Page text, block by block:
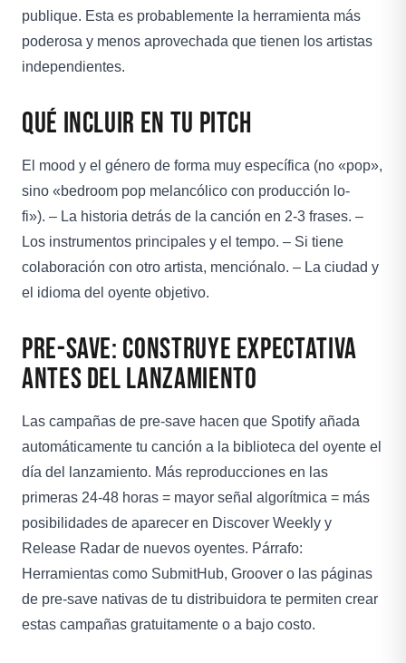
publique. Esta es probablemente la herramienta más
poderosa y menos aprovechada que tienen los artistas
independientes.
Qué incluir en tu pitch
El mood y el género de forma muy específica (no «pop»,
sino «bedroom pop melancólico con producción lo-
fi»). – La historia detrás de la canción en 2-3 frases. –
Los instrumentos principales y el tempo. – Si tiene
colaboración con otro artista, menciónalo. – La ciudad y
el idioma del oyente objetivo.
Pre-Save: Construye Expectativa
Antes del Lanzamiento
Las campañas de pre-save hacen que Spotify añada
automáticamente tu canción a la biblioteca del oyente el
día del lanzamiento. Más reproducciones en las
primeras 24-48 horas = mayor señal algorítmica = más
posibilidades de aparecer en Discover Weekly y
Release Radar de nuevos oyentes. Párrafo:
Herramientas como SubmitHub, Groover o las páginas
de pre-save nativas de tu distribuidora te permiten crear
estas campañas gratuitamente o a bajo costo.